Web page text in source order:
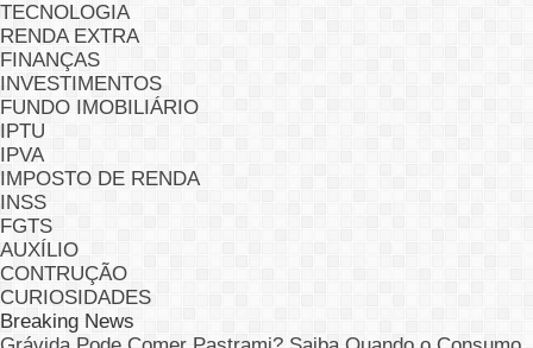
TECNOLOGIA
RENDA EXTRA
FINANÇAS
INVESTIMENTOS
FUNDO IMOBILIÁRIO
IPTU
IPVA
IMPOSTO DE RENDA
INSS
FGTS
AUXÍLIO
CONTRUÇÃO
CURIOSIDADES
Breaking News